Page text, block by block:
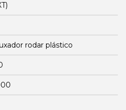
rodar plástico